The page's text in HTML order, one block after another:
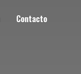
Contacto